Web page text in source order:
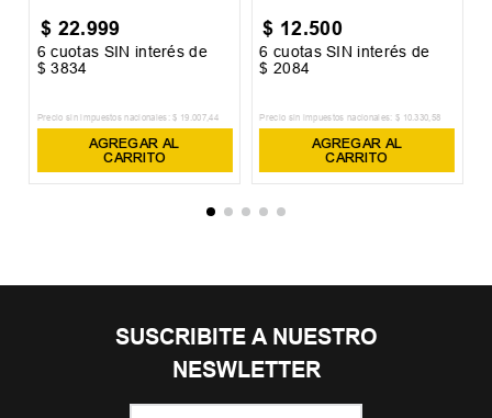
$ 22.999
6 cuotas SIN interés de
$ 3834
Precio sin impuestos nacionales: $ 19 .007,44
AGREGAR AL
CARRITO
$ 12.500
6 cuotas SIN interés de
$ 2084
Precio sin impuestos nacionales: $ 10.330,58
AGREGAR AL
CARRITO
SUSCRIBITE A NUESTRO
NESWLETTER